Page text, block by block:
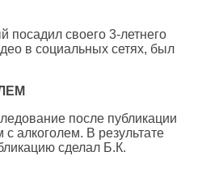
посадил своего 3-летнего
в социальных сетях, был
после публикации
алкоголем. В результате
сделал Б.К.